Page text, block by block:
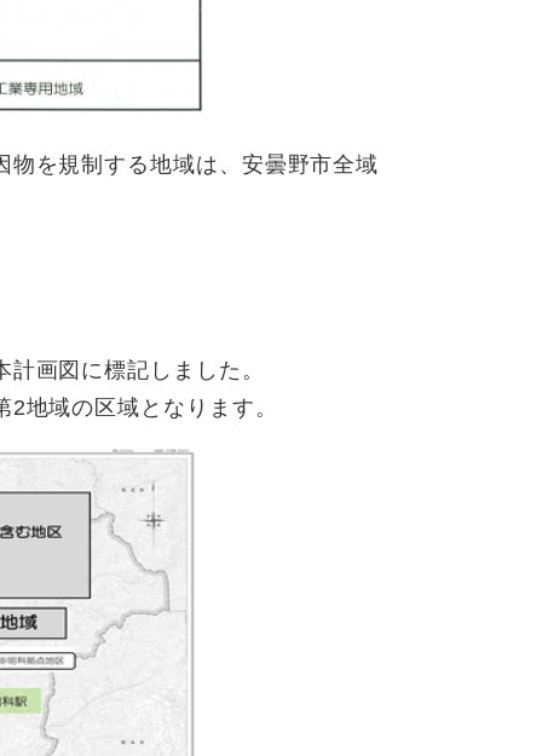
を規制する地域は、安曇野市全域
画図に標記しました。
地域の区域となります。